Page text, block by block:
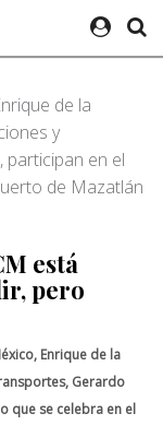
está
pero
Enrique de la
Gerardo
que se celebra en el